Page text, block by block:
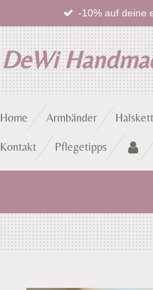
-10% auf deine
DeWi
Home Armbänder
Kontakt Pflegetipps